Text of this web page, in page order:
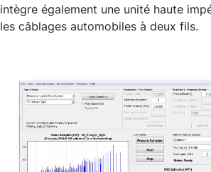
intègre également une unité haute
les câblages automobiles à deux fils.